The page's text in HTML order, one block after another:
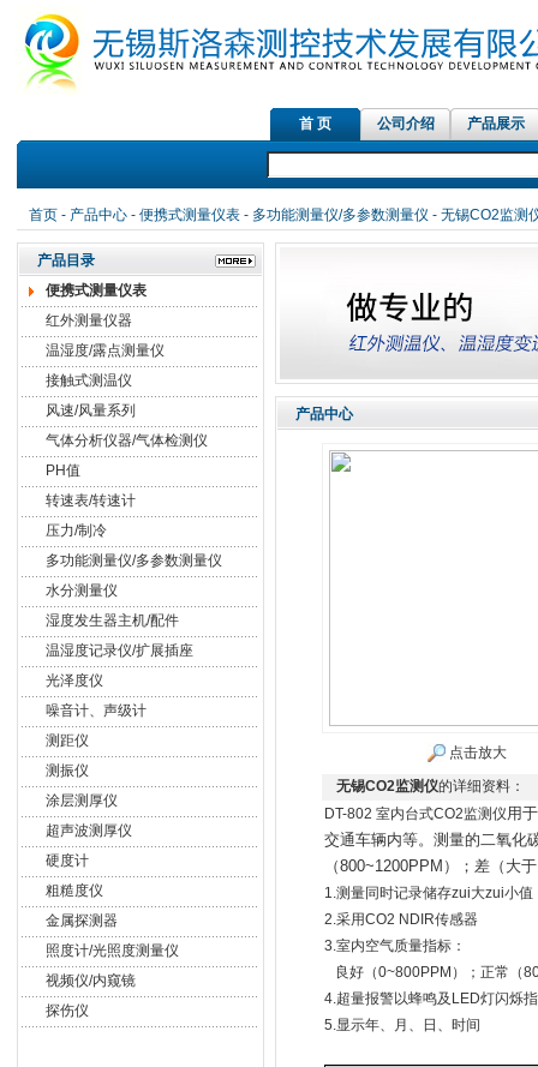
首 页 公司介绍 产品展示
首页- 产品中心- 便携式测量仪表- 多功能测量仪/多参数测量仪 - 无锡CO2监测
产品目录
便携式测量仪表
红外测量仪器
温湿度/露点测量仪
接触式测温仪
风速/风量系列
气体分析仪器/气体检测仪
PH值
转速表/转速计
压力/制冷
多功能测量仪/多参数测量仪
水分测量仪
湿度发生器主机/配件
温湿度记录仪/扩展插座
光泽度仪
噪音计、声级计
测距仪
测振仪
涂层测厚仪
超声波测厚仪
硬度计
粗糙度仪
金属探测器
照度计/光照度测量仪
视频仪/内窥镜
探伤仪
产品中心
点击放大
无锡CO2监测仪的详细资料：
DT-802 室内台式CO2监测仪用
交通车辆内等。测量的二氧化
（800~1200PPM）；差（大
1.测量同时记录储存zui大zui小值
2.采用CO2 NDIR传感器
3.室内空气质量指标：
良好（0~800PPM）；正常（
4.超量报警以蜂鸣及LED灯闪烁
5.显示年、月、日、时间